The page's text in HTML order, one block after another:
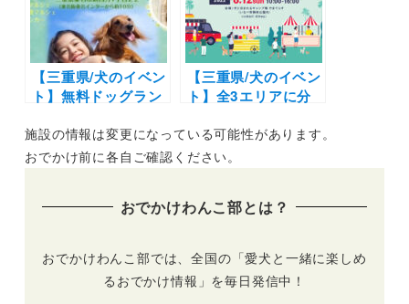
【三重県/犬のイベン
ト】無料ドッグラン
許証配布も！「わん
こビレッジ」（イオ
催
【三重県/犬のイベン
ト】全3エリアに分
ッグランも！アウト
ドア好き集まれ！
シェ」（やまてら
施設の情報は変更になっている可能性があります。
おでかけ前に各自ご確認ください。
おでかけわんこ部とは？
おでかけわんこ部では、全国の「愛犬と一緒に楽しめ
るおでかけ情報」を毎日発信中！